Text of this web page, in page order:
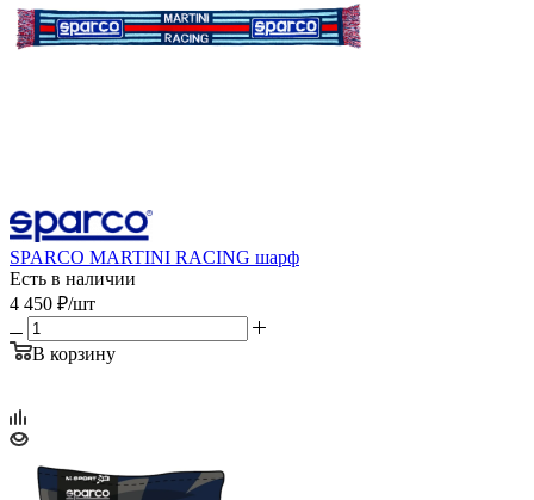
SPARCO MARTINI RACING шарф
Есть в наличии
4 450 ₽/шт
В корзину